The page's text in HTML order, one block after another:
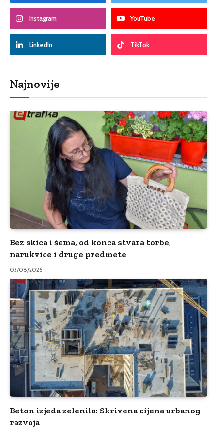
Instagram YouTube
LinkedIn TikTok
Najnovije
Bez skica i šema, od konca stvara torbe,
narukvice i druge predmete
03/08/2026
Beton izjeda zelenilo: Skrivena cijena urbanog
razvoja